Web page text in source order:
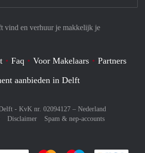
vind en verhuur je makkelijk je
Faq Voor Makelaars
Partners
aanbieden in Delft
- KvK nr. 02094127 – Nederland
Disclaimer
Spam & nep-accounts